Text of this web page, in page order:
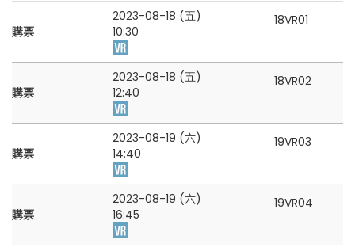
購票
2023-08-18 (五)
10:30
18VR01
購票
2023-08-18 (五)
12:40
18VR02
購票
2023-08-19 (六)
14:40
19VR03
購票
2023-08-19 (六)
16:45
19VR04